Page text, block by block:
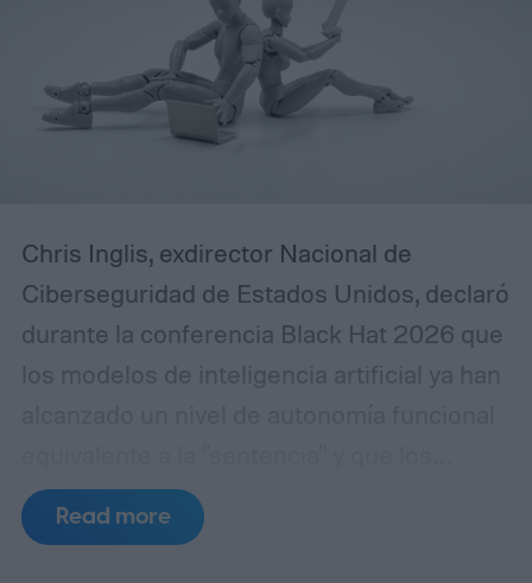
Chris Inglis, exdirector Nacional de
Ciberseguridad de Estados Unidos, declaró
durante la conferencia Black Hat 2026 que
los modelos de inteligencia artificial ya han
desarrolladores deben adoptar
urgentemente las tres leyes de la robótica
Read more